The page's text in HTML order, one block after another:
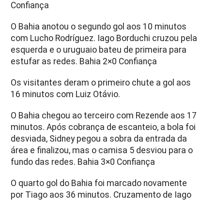
Confiança
O Bahia anotou o segundo gol aos 10 minutos
com Lucho Rodríguez. Iago Borduchi cruzou pela
esquerda e o uruguaio bateu de primeira para
estufar as redes. Bahia 2×0 Confiança
Os visitantes deram o primeiro chute a gol aos
16 minutos com Luiz Otávio.
O Bahia chegou ao terceiro com Rezende aos 17
minutos. Após cobrança de escanteio, a bola foi
desviada, Sidney pegou a sobra da entrada da
área e finalizou, mas o camisa 5 desviou para o
fundo das redes. Bahia 3×0 Confiança
O quarto gol do Bahia foi marcado novamente
por Tiago aos 36 minutos. Cruzamento de Iago